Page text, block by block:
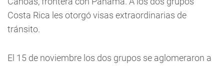
Costa Rica les otorgó visas extraordinarias de
tránsito.
El 15 de noviembre los dos grupos se aglomeraron a